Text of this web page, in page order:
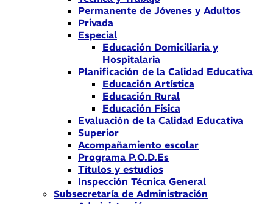
Permanente de Jóvenes y Adultos
Privada
Especial
Educación Domiciliaria y
Hospitalaria
Planificación de la Calidad Educativa
Educación Artística
Educación Rural
Educación Física
Evaluación de la Calidad Educativa
Superior
Acompañamiento escolar
Programa P.O.D.Es
Títulos y estudios
Inspección Técnica General
Subsecretaría de Administración